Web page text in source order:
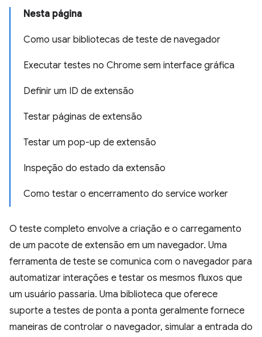
Nesta página
Como usar bibliotecas de teste de navegador
Executar testes no Chrome sem interface gráfica
Definir um ID de extensão
Testar páginas de extensão
Testar um pop-up de extensão
Inspeção do estado da extensão
Como testar o encerramento do service worker
O teste completo envolve a criação e o carregamento
de um pacote de extensão em um navegador. Uma
ferramenta de teste se comunica com o navegador para
automatizar interações e testar os mesmos fluxos que
um usuário passaria. Uma biblioteca que oferece
suporte a testes de ponta a ponta geralmente fornece
maneiras de controlar o navegador, simular a entrada do